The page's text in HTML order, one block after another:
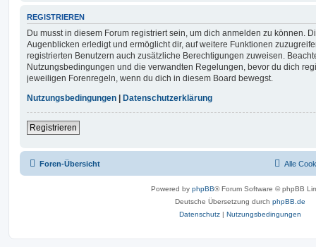
REGISTRIEREN
Du musst in diesem Forum registriert sein, um dich anmelden zu können.
Augenblicken erledigt und ermöglicht dir, auf weitere Funktionen
registrierten Benutzern auch zusätzliche Berechtigungen zuweisen.
Nutzungsbedingungen und die verwandten Regelungen, bevor du dich
jeweiligen Forenregeln, wenn du dich in diesem Board bewegst.
Nutzungsbedingungen
Datenschutzerklärung
Registrieren
Foren-Übersicht Alle
Powered by phpBB® Forum Software © phpBB
Deutsche Übersetzung durch phpBB.de
Datenschutz | Nutzungsbedingungen